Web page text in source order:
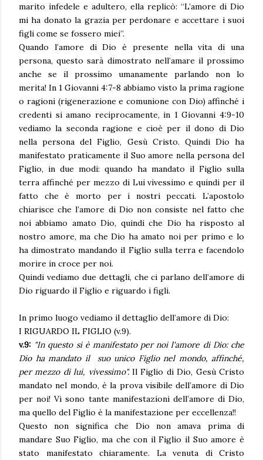
marito infedele e adultero, ella replicò: “L’amore di Dio
mi ha donato la grazia per perdonare e accettare i suoi
figli come se fossero miei”.
Quando l’amore di Dio è presente nella vita di una
persona, questo sarà dimostrato nell’amare il prossimo
anche se il prossimo umanamente parlando non lo
merita! In 1 Giovanni 4:7-8 abbiamo visto la prima ragione
o ragioni (rigenerazione e comunione con Dio) affinché i
credenti si amano reciprocamente, in 1 Giovanni 4:9-10
vediamo la seconda ragione e cioè per il dono di Dio
nella persona del Figlio, Gesù Cristo. Quindi Dio ha
manifestato praticamente il Suo amore nella persona del
Figlio, in due modi: quando ha mandato il Figlio sulla
terra affinché per mezzo di Lui vivessimo e quindi per il
fatto che è morto per i nostri peccati. L’apostolo
chiarisce che l’amore di Dio non consiste nel fatto che
noi abbiamo amato Dio, quindi che Dio ha risposto al
nostro amore, ma che Dio ha amato noi per primo e lo
ha dimostrato mandando il Figlio sulla terra e facendolo
morire in croce per noi.
Quindi vediamo due dettagli, che ci parlano dell’amore di
Dio riguardo il Figlio e riguardo i figli.
In primo luogo vediamo il dettaglio dell’amore di Dio:
I RIGUARDO IL FIGLIO (v.9).
v.9: "In questo si è manifestato per noi l'amore di Dio: che
Dio ha mandato il suo unico Figlio nel mondo, affinché,
per mezzo di lui, vivessimo".Il Figlio di Dio, Gesù Cristo
mandato nel mondo, è la prova visibile dell’amore di Dio
per noi! Vi sono tante manifestazioni dell’amore di Dio,
ma quello del Figlio è la manifestazione per eccellenza!!
Questo non significa che Dio non amava prima di
mandare Suo Figlio, ma che con il Figlio il Suo amore è
stato manifestato chiaramente. La venuta di Cristo